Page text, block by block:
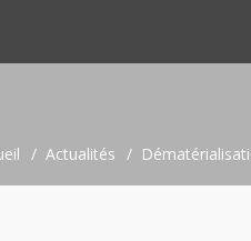
Actualités